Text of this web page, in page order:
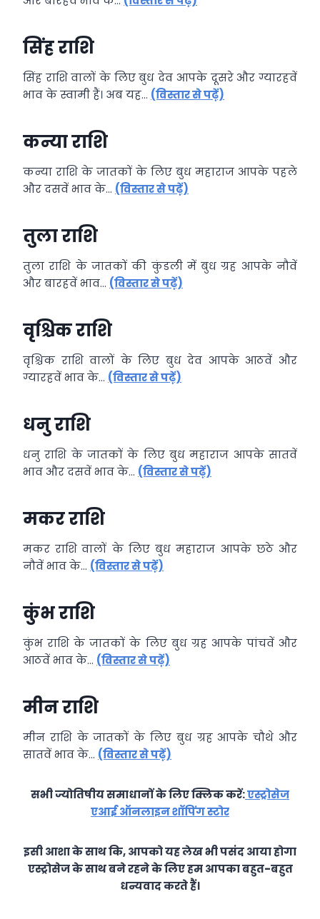
सिंह राशि
सिंह राशि वालों के लिए बुध देव आपके दूसरे और ग्यारहवें
भाव के स्वामी हैं। अब यह… (विस्तार से पढ़ें)
कन्या राशि
कन्या राशि के जातकों के लिए बुध महाराज आपके पहले
और दसवें भाव के… (विस्तार से पढ़ें)
तुला राशि
तुला राशि के जातकों की कुंडली में बुध ग्रह आपके नौवें
और बारहवें भाव… (विस्तार से पढ़ें)
वृश्चिक राशि
वृश्चिक राशि वालों के लिए बुध देव आपके आठवें और
ग्यारहवें भाव के… (विस्तार से पढ़ें)
धनु राशि
धनु राशि के जातकों के लिए बुध महाराज आपके सातवें
भाव और दसवें भाव के… (विस्तार से पढ़ें)
मकर राशि
मकर राशि वालों के लिए बुध महाराज आपके छठे और
नौवें भाव के… (विस्तार से पढ़ें)
कुंभ राशि
कुंभ राशि के जातकों के लिए बुध ग्रह आपके पांचवें और
आठवें भाव के… (विस्तार से पढ़ें)
मीन राशि
मीन राशि के जातकों के लिए बुध ग्रह आपके चौथे और
सातवें भाव के… (विस्तार से पढ़ें)
सभी ज्योतिषीय समाधानों के लिए क्लिक करें:एस्ट्रोसेज
एआई ऑनलाइन शॉपिंग स्टोर
इसी आशा के साथ कि, आपको यह लेख भी पसंद आया होगा
एस्ट्रोसेज के साथ बने रहने के लिए हम आपका बहुत-बहुत
धन्यवाद करते हैं।